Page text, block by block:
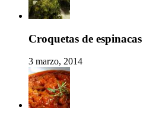
Croquetas de espinacas
3 marzo, 2014